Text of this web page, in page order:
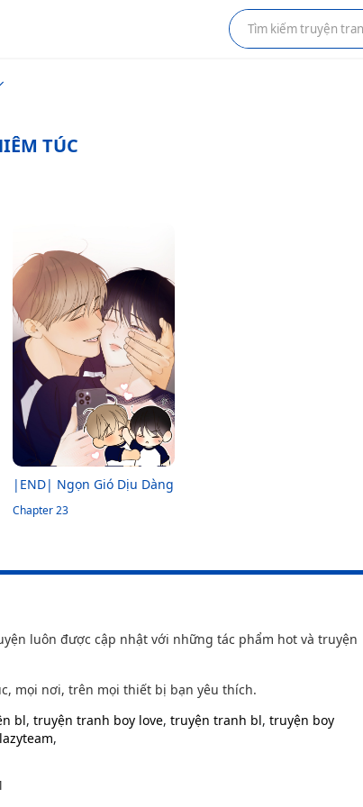
TÚC
|END| Ngọn Gió Dịu Dàng
Chapter 23
luôn được cập nhật với những tác phẩm hot và truyện
mọi nơi, trên mọi thiết bị bạn yêu thích.
bl, truyện tranh boy love, truyện tranh bl, truyện boy
lazyteam,